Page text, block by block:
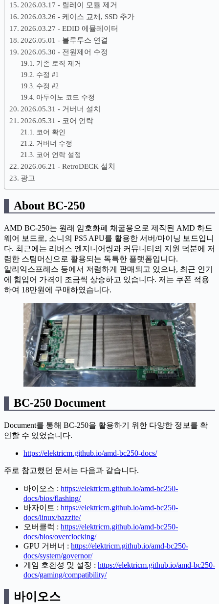
2026.03.17 - 릴레이 모듈 제거
2026.03.26 - 케이스 교체, SSD 추가
2026.03.27 - EDID 에뮬레이터
2026.05.01 - 블루투스 연결
2026.05.30 - 전원제어 수정
기존 로직 제거
수정 #1
수정 #2
아두이노 코드 수정
2026.05.31 - 거버너 설치
2026.05.31 - 코어 언락
코어 확인
거버너 수정
코어 언락 설정
2026.06.21 - RetroDECK 설치
광고
About BC-250
AMD BC-250는 원래 암호화폐 채굴용으로 제작된 AMD 하드
웨어 보드로, 소니의 PS5 APU를 활용한 서버/마이닝 보드입니
다. 최근에는 리버스 엔지니어링과 커뮤니티의 지원 덕분에 저
렴한 스팀머신으로 활용되는 독특한 플랫폼입니다.
알리익스프레스 등에서 저렴하게 판매되고 있으나, 최근 인기
에 힘입어 가격이 조금씩 상승하고 있습니다. 저는 쿠폰 적용
하여 18만원에 구매하였습니다.
BC-250 Document
Document를 통해 BC-250을 활용하기 위한 다양한 정보를 확
인할 수 있었습니다.
https://elektricm.github.io/amd-bc250-docs/
주로 참고했던 문서는 다음과 같습니다.
바이오스 : https://elektricm.github.io/amd-bc250-
docs/bios/flashing/
바자이트 : https://elektricm.github.io/amd-bc250-
docs/linux/bazzite/
오버클럭 : https://elektricm.github.io/amd-bc250-
docs/bios/overclocking/
GPU 거버너 : https://elektricm.github.io/amd-bc250-
docs/system/governor/
게임 호환성 및 설정 : https://elektricm.github.io/amd-bc250-
docs/gaming/compatibility/
바이오스